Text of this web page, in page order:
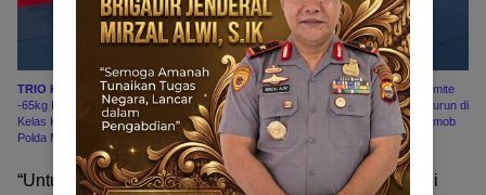
TRIO KARATEKA MALUT : IPTU Pol. Maks Manolang, yang turun di Kelas Kumite
-65kg Putra U-40+ (INKANAS), BRIPTU Arya Risky Bay dari Sat-Brimob yang turun di
Kelas Kumite -75kg Putra U-18+, serta BHARADA Iskandar Ali, juga dari Sat-Brimob
Polda Malut, yang mengunci kemenangan di Kelas Kumite -85kg Putra U-18+.
“Untuk Maluku Utara, awalnya yang mendapat emas di